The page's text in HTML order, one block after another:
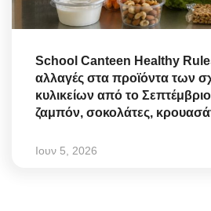
School Canteen Healthy
αλλαγές στα προϊόντα των
κυλικείων από το
ζαμπόν, σοκολάτες,
Ιουν 5, 2026